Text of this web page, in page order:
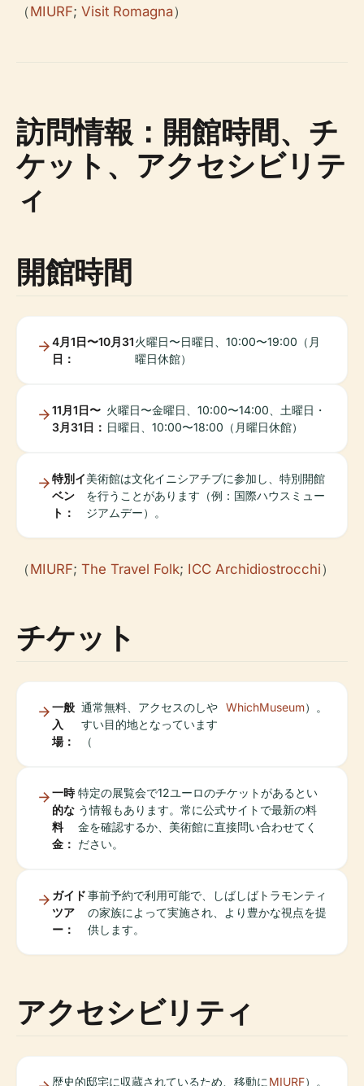
（MIURF; Visit Romagna）
訪問情報：開館時間、チ
ケット、アクセシビリテ
ィ
開館時間
4月1日〜10月31
日：
火曜日〜日曜日、10:00〜19:00（月
曜日休館）
11月1日〜
3月31日：
火曜日〜金曜日、10:00〜14:00、土曜日・
日曜日、10:00〜18:00（月曜日休館）
特別イ
ベン
ト：
美術館は文化イニシアチブに参加し、特別開館
を行うことがあります（例：国際ハウスミュー
ジアムデー）。
（MIURF; The Travel Folk; ICC Archidiostrocchi）
チケット
一般
入
場：
通常無料、アクセスのしや
すい目的地となっています
（
WhichMuseum）。
一時
的な
料
金：
特定の展覧会で12ユーロのチケットがあるとい
う情報もあります。常に公式サイトで最新の料
金を確認するか、美術館に直接問い合わせてく
ださい。
ガイド
ツア
ー：
事前予約で利用可能で、しばしばトラモンティ
の家族によって実施され、より豊かな視点を提
供します。
アクセシビリティ
歴史的邸宅に収蔵されているため、移動にMIURF）。